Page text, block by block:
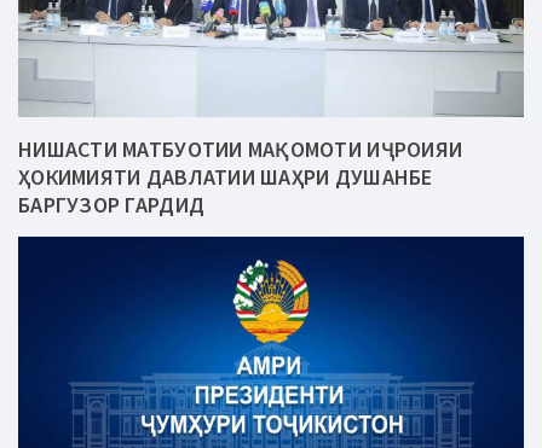
НИШАСТИ МАТБУОТИИ МАҚОМОТИ ИҶРОИЯИ
ҲОКИМИЯТИ ДАВЛАТИИ ШАҲРИ ДУШАНБЕ
БАРГУЗОР ГАРДИД